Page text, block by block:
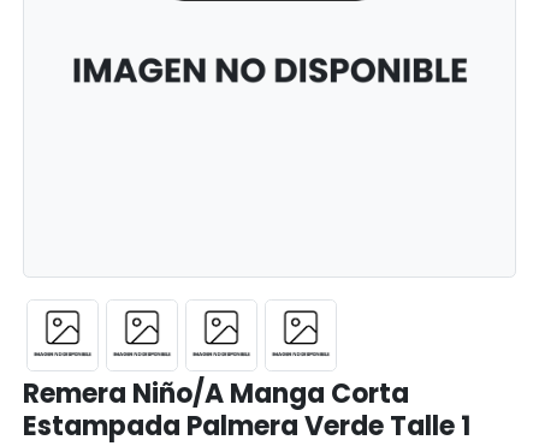
Remera Niño/A Manga Corta
Estampada Palmera Verde Talle 1